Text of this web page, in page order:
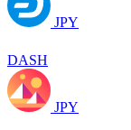
JPY
DASH
JPY